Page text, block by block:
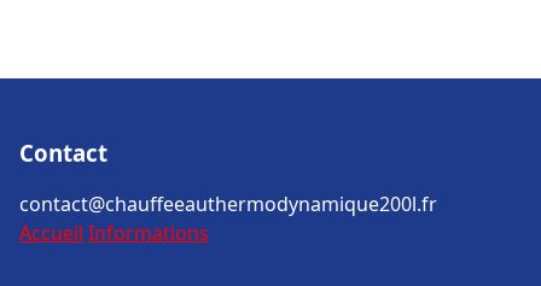
Contact
contact@chauffeeauthermodynamique200l.fr
Accueil Informations